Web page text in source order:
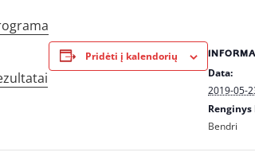
Pridėti į kalendorių
Data:
2019-05-
Bendri